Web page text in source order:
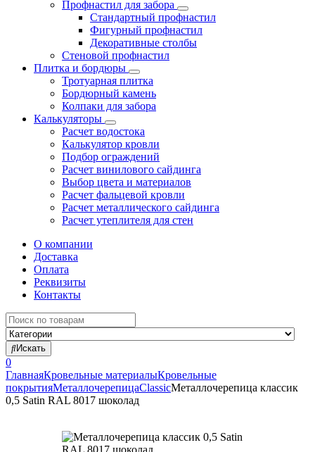
Профнастил для забора
Стандартный профнастил
Фигурный профнастил
Декоративные столбы
Стеновой профнастил
Плитка и бордюры
Тротуарная плитка
Бордюрный камень
Колпаки для забора
Калькуляторы
Расчет водостока
Калькулятор кровли
Подбор ограждений
Расчет винилового сайдинга
Выбор цвета и материалов
Расчет фальцевой кровли
Расчет металлического сайдинга
Расчет утеплителя для стен
О компании
Доставка
Оплата
Реквизиты
Контакты
Search
for:
Искать
0
ГлавнаяКровельные материалыКровельные
покрытияМеталлочерепицаClassicМеталлочерепица классик
0,5 Satin RAL 8017 шоколад